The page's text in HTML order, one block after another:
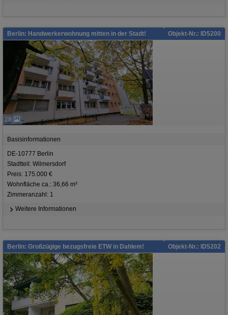
Berlin: Handwerkerwohnung mitten in der Stadt! Objekt-Nr.: ID5200
28
Basisinformationen
DE-10777 Berlin
Stadtteil: Wilmersdorf
Preis: 175.000 €
Wohnfläche ca.: 36,66 m²
Zimmeranzahl: 1
Weitere Informationen
Berlin: Großzügige bezugsfreie ETW in Dahlem! Objekt-Nr.: ID5202